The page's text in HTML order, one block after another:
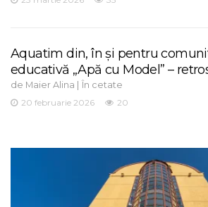
Aquatim din, în și pentru
educativă „Apă cu Model” –
de Maier Alina | În cetate
20 februarie 2026
20